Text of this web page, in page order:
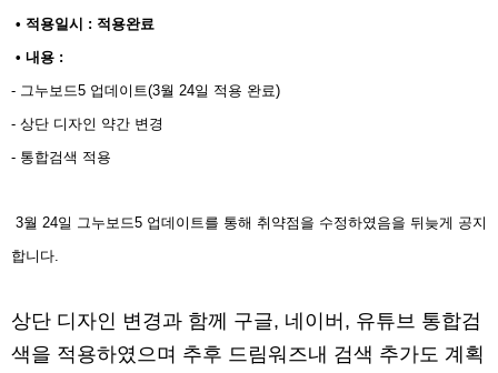
​ • 적용일시 : 적용완료
• 내용 : ​
- 그누보드5 업데이트(3월 24일 적용 완료)
- 상단 디자인 약간 변경
- 통합검색 적용
3월 24일 그누보드5 업데이트를 통해 취약점을 수정하였음을 뒤늦게 공지
합니다.
상단 디자인 변경과 함께 구글, 네이버, 유튜브 통합검
색을 적용하였으며 추후 드림워즈내 검색 추가도 계획